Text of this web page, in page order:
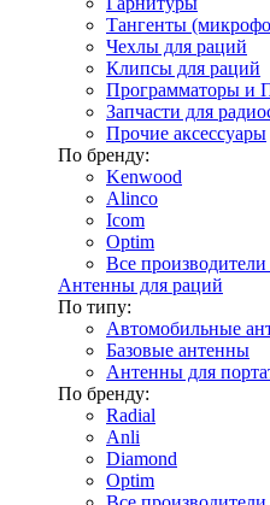
Тангенты
Чехлы для раций
Клипсы для раций
Программаторы и
Запчасти для
Прочие аксессуары
По бренду:
Kenwood
Alinco
Icom
Optim
Все производители
Антенны для раций
По типу:
Автомобильные
Базовые антенны
Антенны для
По бренду:
Radial
Anli
Diamond
Optim